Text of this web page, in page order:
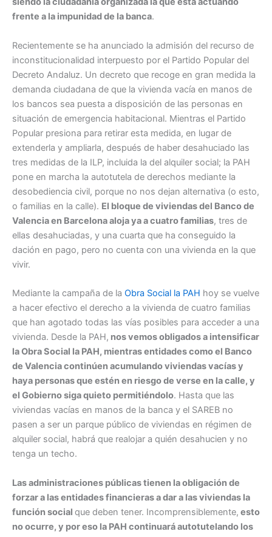
frente a la impunidad de la banca.
Recientemente se ha anunciado la admisión del recurso de
inconstitucionalidad interpuesto por el Partido Popular del
Decreto Andaluz. Un decreto que recoge en gran medida la
demanda ciudadana de que la vivienda vacía en manos de
los bancos sea puesta a disposición de las personas en
situación de emergencia habitacional. Mientras el Partido
Popular presiona para retirar esta medida, en lugar de
extenderla y ampliarla, después de haber desahuciado las
tres medidas de la ILP, incluida la del alquiler social; la PAH
pone en marcha la autotutela de derechos mediante la
desobediencia civil, porque no nos dejan alternativa (o esto,
o familias en la calle). El bloque de viviendas del Banco de
Valencia en Barcelona aloja ya a cuatro familias, tres de
ellas desahuciadas, y una cuarta que ha conseguido la
dación en pago, pero no cuenta con una vivienda en la que
vivir.
Mediante la campaña de la Obra Social la PAH hoy se vuelve
a hacer efectivo el derecho a la vivienda de cuatro familias
que han agotado todas las vías posibles para acceder a una
vivienda. Desde la PAH, nos vemos obligados a intensificar
la Obra Social la PAH, mientras entidades como el Banco
de Valencia continúen acumulando viviendas vacías y
haya personas que estén en riesgo de verse en la calle, y
el Gobierno siga quieto permitiéndolo. Hasta que las
viviendas vacías en manos de la banca y el SAREB no
pasen a ser un parque público de viviendas en régimen de
alquiler social, habrá que realojar a quién desahucien y no
tenga un techo.
Las administraciones públicas tienen la obligación de
forzar a las entidades financieras a dar a las viviendas la
función social que deben tener. Incomprensiblemente, esto
no ocurre, y por eso la PAH continuará autotutelando los